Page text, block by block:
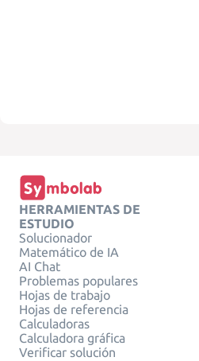
HERRAMIENTAS DE
ESTUDIO
Solucionador
Matemático de IA
AI Chat
Problemas populares
Hojas de trabajo
Hojas de referencia
Calculadoras
Calculadora gráfica
Verificar solución